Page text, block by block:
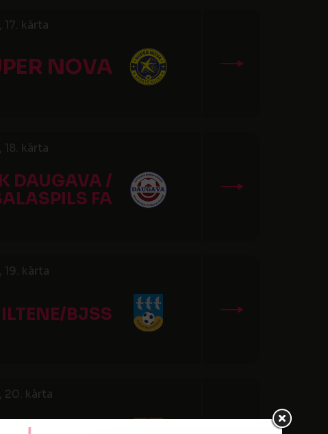
kārta
NOVA
kārta
DAUGAVA /
FA
kārta
BJSS
20. kārta